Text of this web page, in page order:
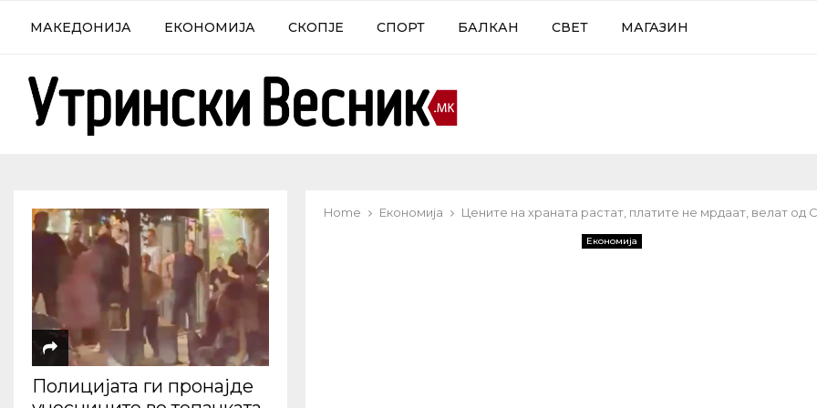
МАКЕДОНИЈА ЕКОНОМИЈА СКОПЈЕ СПОРТ БАЛКАН СВЕТ МАГАЗИН
Home Економија Цените на храната растат, платите не мрдаат, велат
Економија
Полицијата ги пронајде